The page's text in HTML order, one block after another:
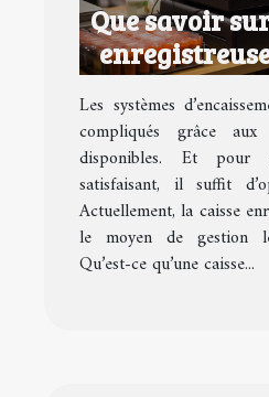
Que savoir
Les systèmes
compliqués grâce aux
disponibles. Et
satisfaisant, il suffit
Actuellement, la caisse
le moyen de gestion
Qu’est-ce qu’une caisse...